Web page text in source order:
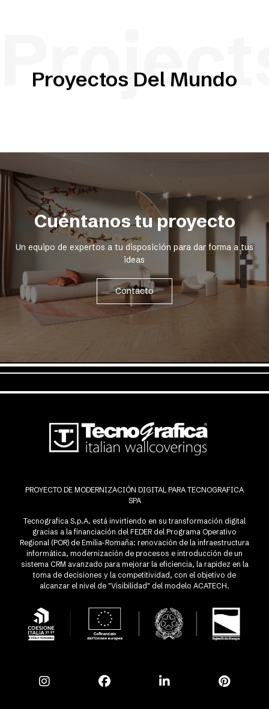
Proyectos Del Mundo
Cuéntanos tu proyecto
Un equipo de expertos a tu disposición para dar forma a tus
ideas
Contacto
PROYECTO DE MODERNIZACIÓN DIGITAL PARA TECNOGRAFICA
SPA
Tecnografica S.p.A. está invirtiendo en su transformación digital
gracias a la financiación del FEDER del Programa Operativo
Regional (POR) de Emilia-Romaña: renovación de la infraestructura
informática, modernización de procesos e introducción de un
sistema CRM avanzado para mejorar la eficiencia, la rapidez en la
toma de decisiones y la competitividad, con el objetivo de
alcanzar el nivel de "Visibilidad" del modelo ACATECH.